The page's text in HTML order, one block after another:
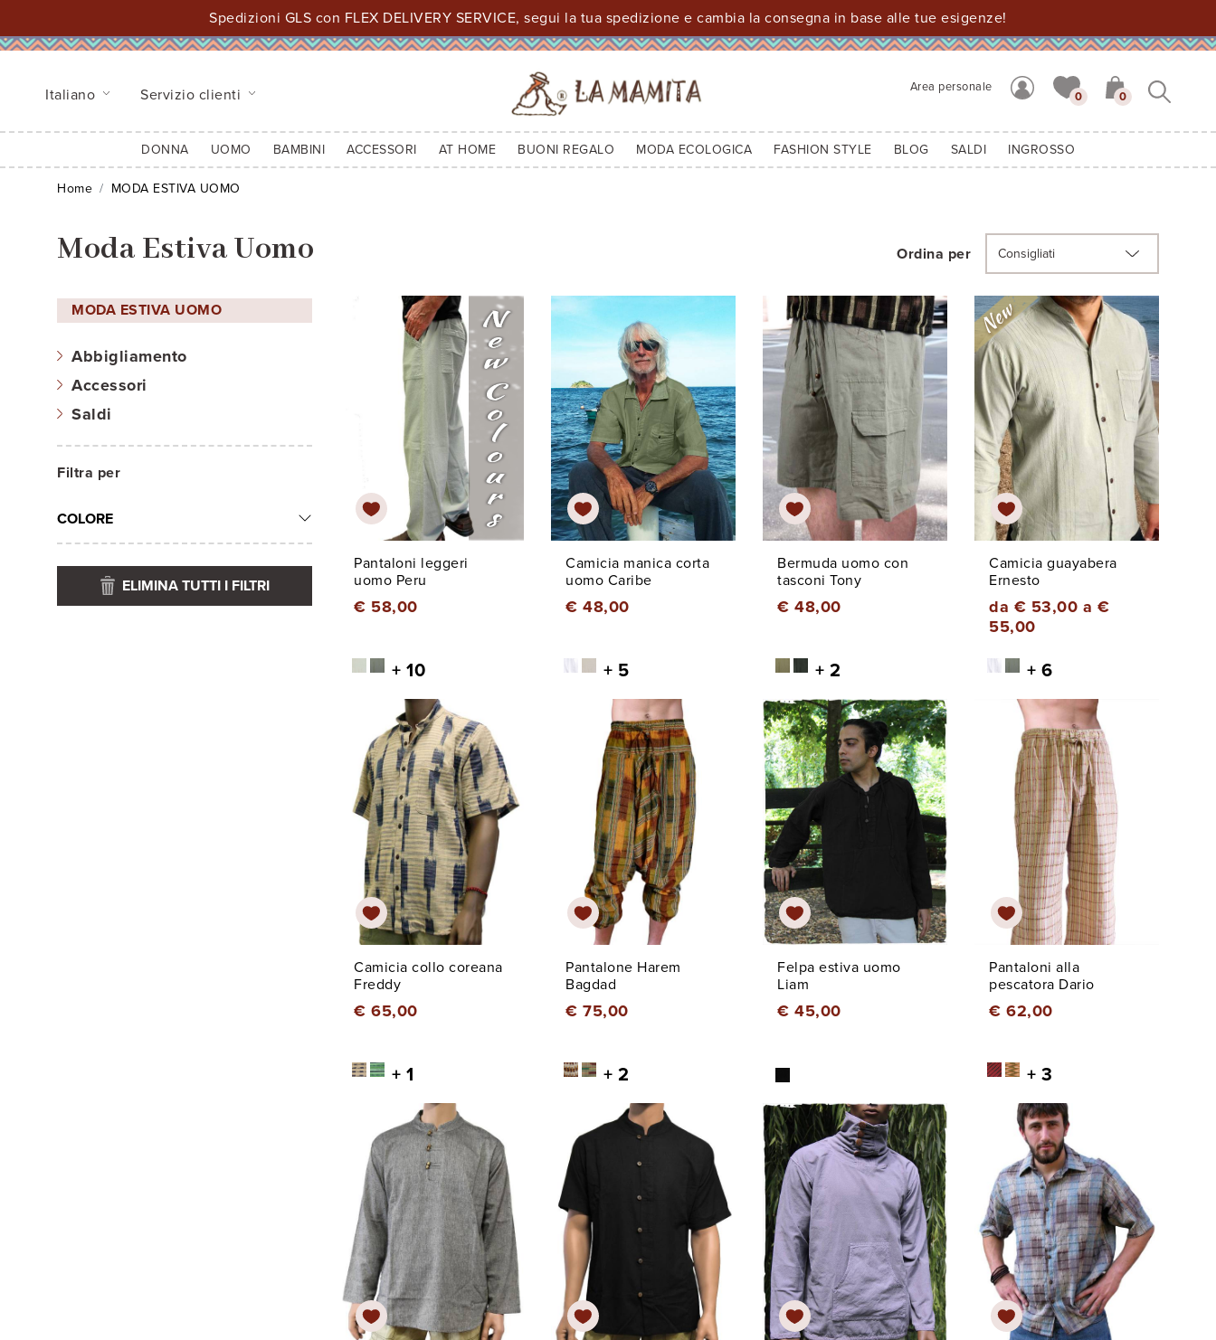
Spedizioni GLS con FLEX DELIVERY SERVICE, segui la tua spedizione e cambia la consegna in base alle tue esigenze!
Italiano Servizio clienti Area personale
0 0
DONNA UOMO BAMBINI ACCESSORI AT HOME BUONI REGALO MODA ECOLOGICA FASHION STYLE BLOG SALDI INGROSSO
Home MODA ESTIVA UOMO
Moda Estiva Uomo
MODA ESTIVA UOMO
Abbigliamento
Accessori
Saldi
Filtra per
COLORE
ELIMINA TUTTI I FILTRI
Ordina per
Pantaloni leggeri
uomo Peru
€ 58,00
+ 10
Camicia manica corta
uomo Caribe
€ 48,00
+ 5
Bermuda uomo con
tasconi Tony
€ 48,00
+ 2
Camicia guayabera
Ernesto
da € 53,00 a €
55,00
+ 6
Camicia collo coreana
Freddy
€ 65,00
+ 1
Pantalone Harem
Bagdad
€ 75,00
+ 2
Felpa estiva uomo
Liam
€ 45,00
Pantaloni alla
pescatora Dario
€ 62,00
+ 3